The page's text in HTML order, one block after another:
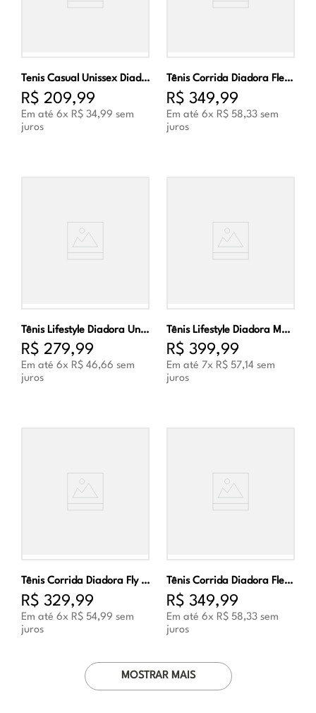
Tenis Casual Unissex Diadora Modena Branco e Branco
R$ 209,99
Em até 6x R$ 34,99 sem
juros
Tênis Corrida Diadora Flex Marinho e Verde Masculino
R$ 349,99
Em até 6x R$ 58,33 sem
juros
Tênis Lifestyle Diadora Unissex Cinza
R$ 279,99
Em até 6x R$ 46,66 sem
juros
Tênis Lifestyle Diadora Masculino Veneto Branco e Preto
R$ 399,99
Em até 7x R$ 57,14 sem
juros
Tênis Corrida Diadora Fly Marinho e Verde Masculino
R$ 329,99
Em até 6x R$ 54,99 sem
juros
Tênis Corrida Diadora Flex Preto e Dourado Unissex
R$ 349,99
Em até 6x R$ 58,33 sem
juros
MOSTRAR MAIS